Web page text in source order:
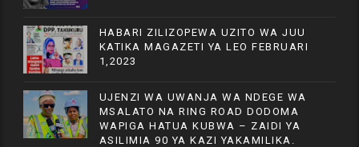
HABARI ZILIZOPEWA UZITO WA JUU
KATIKA MAGAZETI YA LEO FEBRUARI
1,2023
UJENZI WA UWANJA WA NDEGE WA
MSALATO NA RING ROAD DODOMA
WAPIGA HATUA KUBWA – ZAIDI YA
ASILIMIA 90 YA KAZI YAKAMILIKA.